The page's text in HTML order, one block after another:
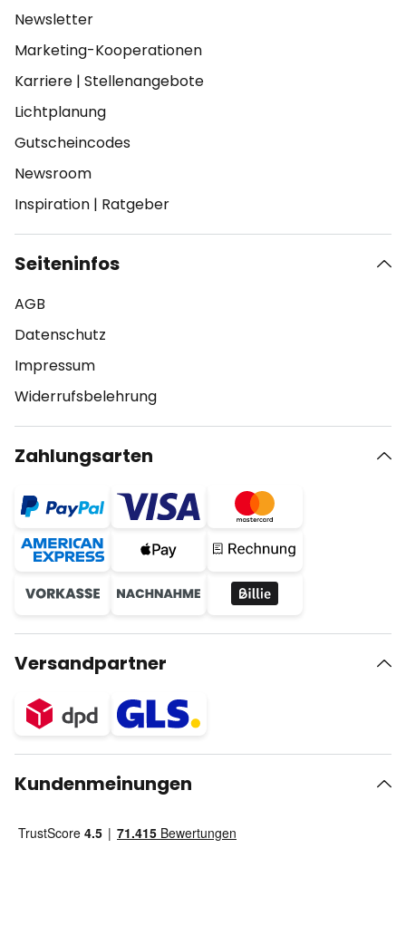
Newsletter
Marketing-Kooperationen
Karriere | Stellenangebote
Lichtplanung
Gutscheincodes
Newsroom
Inspiration | Ratgeber
Seiteninfos
AGB
Datenschutz
Impressum
Widerrufsbelehrung
Zahlungsarten
Versandpartner
Kundenmeinungen